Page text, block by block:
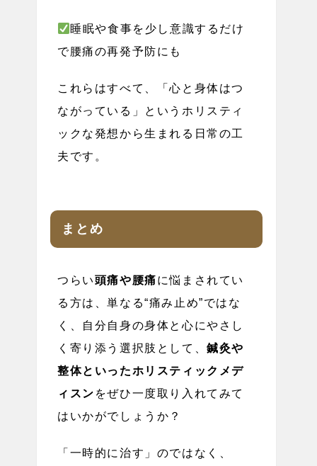
睡眠や食事を少し意識するだけ
で腰痛の再発予防にも
これらはすべて、「心と身体はつ
ながっている」というホリスティ
ックな発想から生まれる日常の工
夫です。
まとめ
つらい頭痛や腰痛に悩まされてい
る方は、単なる“痛み止め”ではな
く、自分自身の身体と心にやさし
く寄り添う選択肢として、鍼灸や
整体といったホリスティックメデ
ィスン をぜひ一度取り入れてみて
はいかがでしょうか？
「一時的に治す」のではなく、